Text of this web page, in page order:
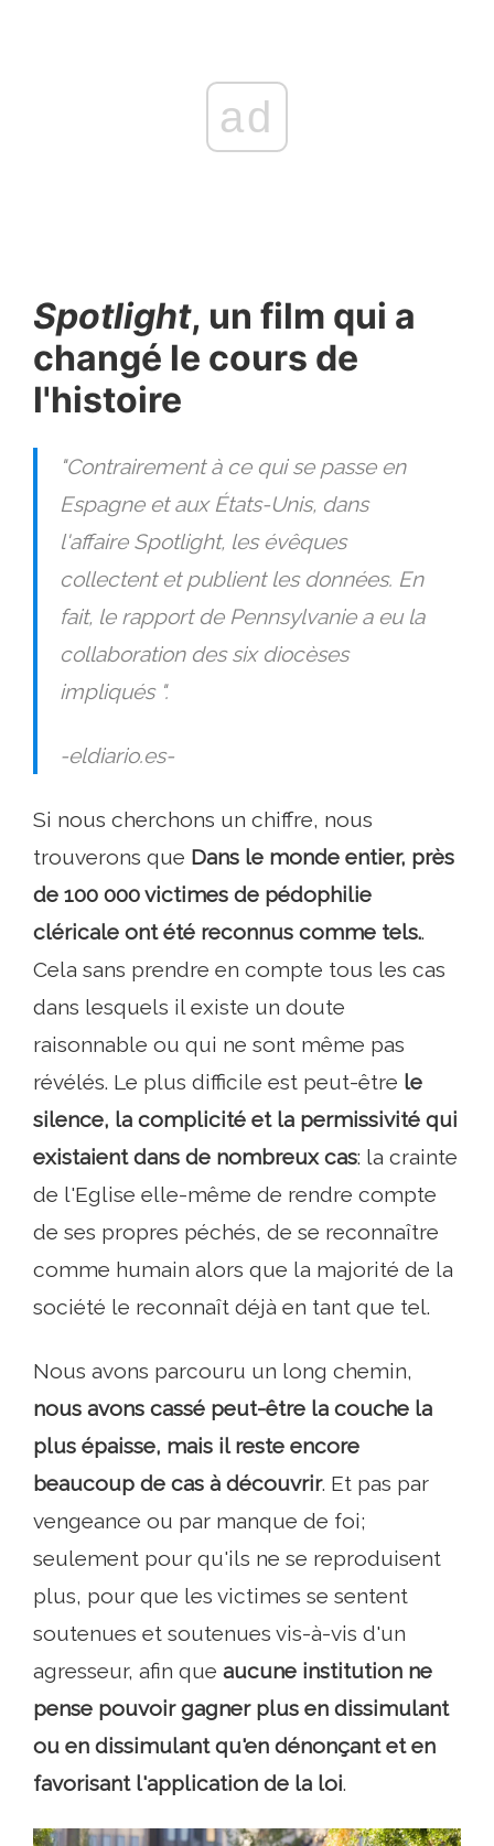
ad
Spotlight, un film qui a
changé le cours de
l'histoire
"Contrairement à ce qui se passe en
Espagne et aux États-Unis, dans
l'affaire Spotlight, les évêques
collectent et publient les données. En
fait, le rapport de Pennsylvanie a eu la
collaboration des six diocèses
impliqués ".
-eldiario.es-
Si nous cherchons un chiffre, nous
trouverons que Dans le monde entier, près
de 100 000 victimes de pédophilie
cléricale ont été reconnus comme tels..
Cela sans prendre en compte tous les cas
dans lesquels il existe un doute
raisonnable ou qui ne sont même pas
révélés. Le plus difficile est peut-être le
silence, la complicité et la permissivité qui
existaient dans de nombreux cas: la crainte
de l'Eglise elle-même de rendre compte
de ses propres péchés, de se reconnaître
comme humain alors que la majorité de la
société le reconnaît déjà en tant que tel.
Nous avons parcouru un long chemin,
nous avons cassé peut-être la couche la
plus épaisse, mais il reste encore
beaucoup de cas à découvrir. Et pas par
vengeance ou par manque de foi;
seulement pour qu'ils ne se reproduisent
plus, pour que les victimes se sentent
soutenues et soutenues vis-à-vis d'un
agresseur, afin que aucune institution ne
pense pouvoir gagner plus en dissimulant
ou en dissimulant qu'en dénonçant et en
favorisant l'application de la loi.